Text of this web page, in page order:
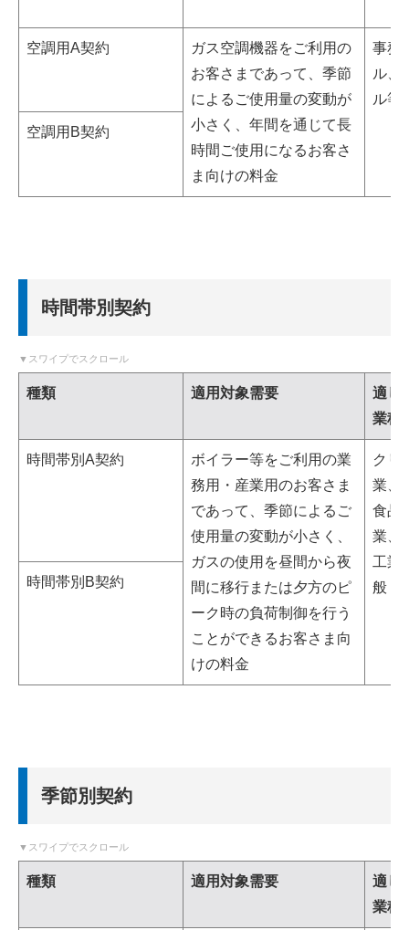
空調用A契約
ガス空調機器をご利用の
お客さまであって、季節
によるご使用量の変動が
小さく、年間を通じて長
時間ご使用になるお客さ
ま向けの料金
事務
ル、
ル等
空調用B契約
時間帯別契約
種類 適用対象需要
適し
業種
時間帯別A契約
ボイラー等をご利用の業
務用・産業用のお客さま
であって、季節によるご
使用量の変動が小さく、
ガスの使用を昼間から夜
間に移行または夕方のピ
ーク時の負荷制御を行う
ことができるお客さま向
けの料金
クリ
業、
食品
業、
工業
般
時間帯別B契約
季節別契約
種類 適用対象需要
適し
業種